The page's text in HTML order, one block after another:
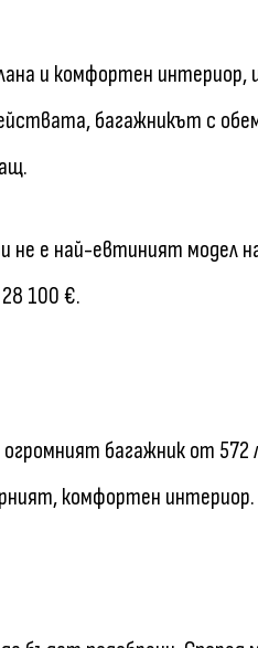
и комфортен интериор,
багажникът с
не е най-евтиният модел
100 €.
багажник от 572
комфортен интериор.